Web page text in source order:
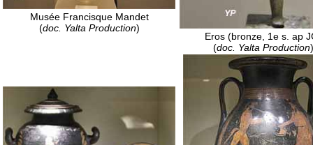
Musée Francisque Mandet
(doc. Yalta Production)
Eros (bronze, 1e s. ap
(doc. Yalta Production)